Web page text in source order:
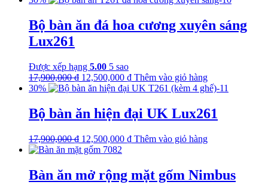
Bộ bàn ăn đá hoa cương xuyên sáng
Lux261
Được xếp hạng 5.00 5 sao
17,900,000₫ 12,500,000 ₫ Thêm vào giỏ hàng
30%
Bộ bàn ăn hiện đại UK Lux261
17,900,000₫ 12,500,000 ₫ Thêm vào giỏ hàng
Bàn ăn mở rộng mặt gốm Nimbus